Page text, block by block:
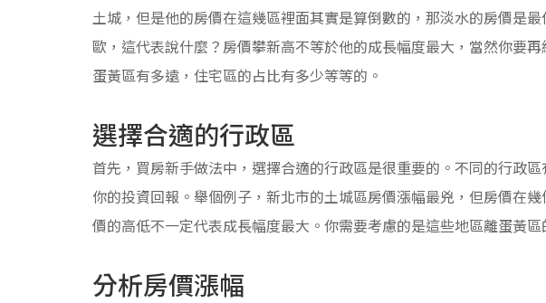
土城，但是他的房價在這幾區裡面其實是算倒數的，那淡水的房價是
歐，這代表說什麼？房價攀新高不等於他的成長幅度最大，當然你要
蛋黃區有多遠，住宅區的占比有多少等等的。
選擇合適的行政區
首先，買房新手做法中，選擇合適的行政區是很重要的。不同的行政
你的投資回報。舉個例子，新北市的土城區房價漲幅最兇，但房價在
價的高低不一定代表成長幅度最大。你需要考慮的是這些地區離蛋黃
分析房價漲幅